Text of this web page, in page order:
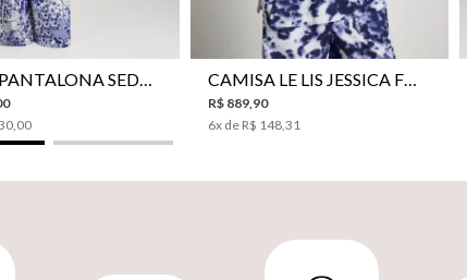
36 38 40
CALÇA PANTALONA SEDA LE LIS AKARI FEMININA
,00
36 38 40 42 44 46
CAMISA LE LIS JESSICA FEMININA
R$ 889,90
6x de R$ 148,31